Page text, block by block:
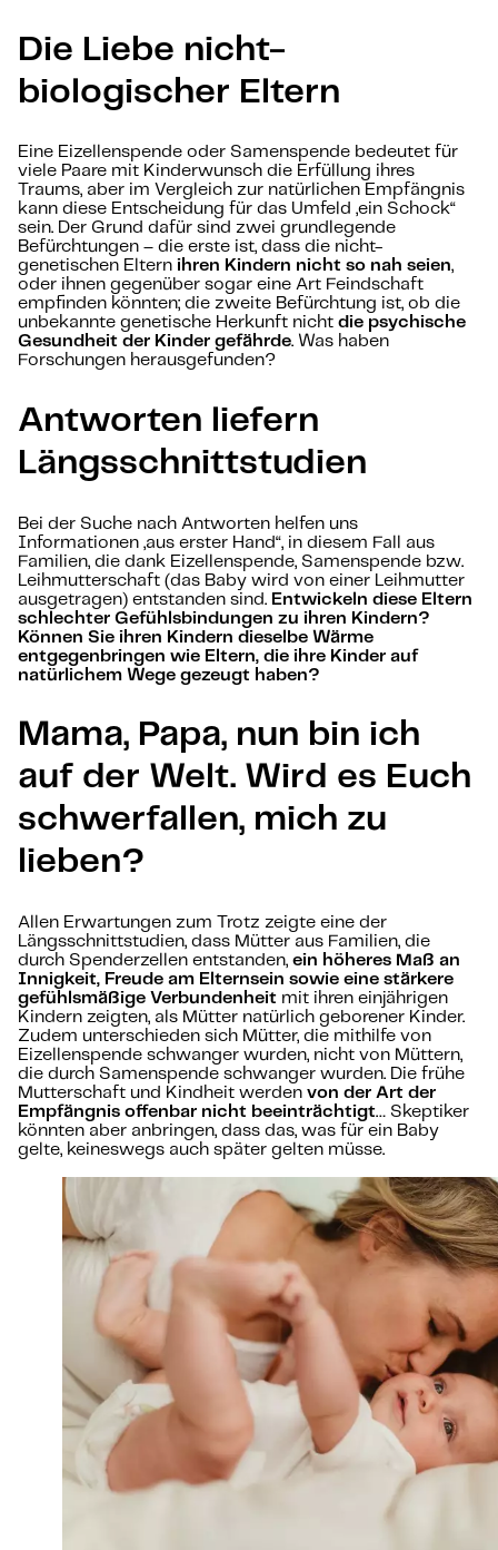
Die Liebe nicht-
biologischer Eltern
Eine Eizellenspende oder Samenspende bedeutet für
viele Paare mit Kinderwunsch die Erfüllung ihres
Traums, aber im Vergleich zur natürlichen Empfängnis
kann diese Entscheidung für das Umfeld „ein Schock“
sein. Der Grund dafür sind zwei grundlegende
Befürchtungen – die erste ist, dass die nicht-
genetischen Eltern ihren Kindern nicht so nah seien,
oder ihnen gegenüber sogar eine Art Feindschaft
empfinden könnten; die zweite Befürchtung ist, ob die
unbekannte genetische Herkunft nicht die psychische
Gesundheit der Kinder gefährde. Was haben
Forschungen herausgefunden?
Antworten liefern
Längsschnittstudien
Bei der Suche nach Antworten helfen uns
Informationen „aus erster Hand“, in diesem Fall aus
Familien, die dank Eizellenspende, Samenspende bzw.
Leihmutterschaft (das Baby wird von einer Leihmutter
ausgetragen) entstanden sind. Entwickeln diese Eltern
schlechter Gefühlsbindungen zu ihren Kindern?
Können Sie ihren Kindern dieselbe Wärme
entgegenbringen wie Eltern, die ihre Kinder auf
natürlichem Wege gezeugt haben?
Mama, Papa, nun bin ich
auf der Welt. Wird es Euch
schwerfallen, mich zu
lieben?
Allen Erwartungen zum Trotz zeigte eine der
Längsschnittstudien, dass Mütter aus Familien, die
durch Spenderzellen entstanden, ein höheres Maß an
Innigkeit, Freude am Elternsein sowie eine stärkere
gefühlsmäßige Verbundenheit mit ihren einjährigen
Kindern zeigten, als Mütter natürlich geborener Kinder.
Zudem unterschieden sich Mütter, die mithilfe von
Eizellenspende schwanger wurden, nicht von Müttern,
die durch Samenspende schwanger wurden. Die frühe
Mutterschaft und Kindheit werden von der Art der
Empfängnis offenbar nicht beeinträchtigt… Skeptiker
könnten aber anbringen, dass das, was für ein Baby
gelte, keineswegs auch später gelten müsse.